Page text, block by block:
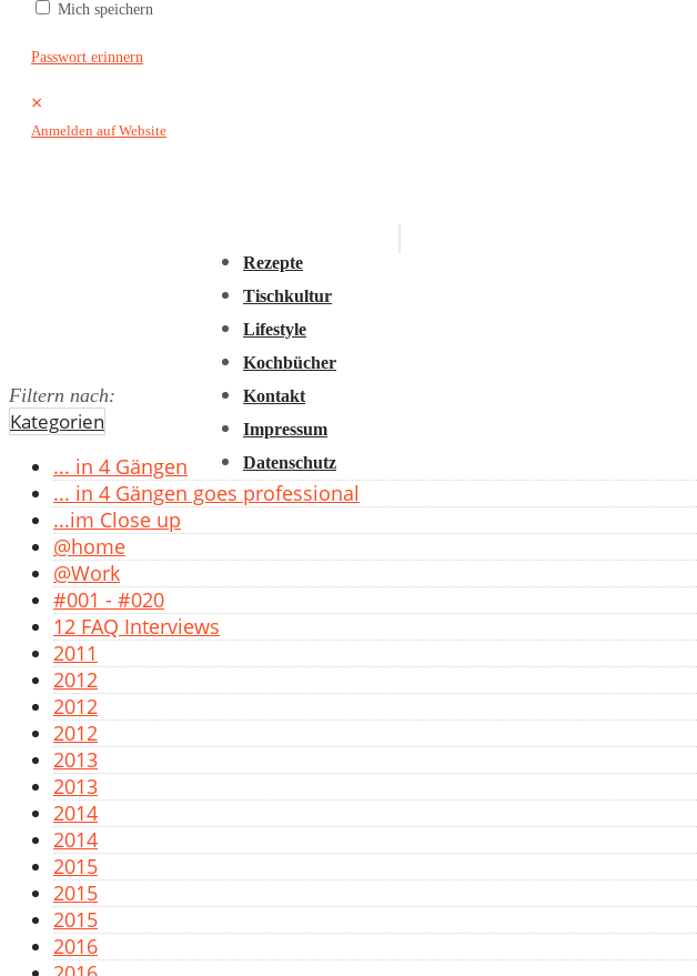
Mich speichern
Passwort erinnern
×
Anmelden auf Website
Rezepte
Tischkultur
Lifestyle
Kochbücher
2015
2012
Kontakt
Impressum
Datenschutz
Filtern nach:
Kategorien
... in 4 Gängen
... in 4 Gängen goes professional
...im Close up
@home
@Work
#001 - #020
12 FAQ Interviews
2011
2012
2012
2012
2013
2013
2014
2014
2015
2015
2015
2016